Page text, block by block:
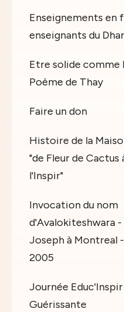
Enseignements en
enseignants du
Etre solide comme
Poème de Thay
Faire un don
Histoire de la
"de Fleur de Cactus
l'Inspir"
Invocation du nom
d'Avalokiteshwara
Joseph à Montreal
2005
Journée
Guérissante